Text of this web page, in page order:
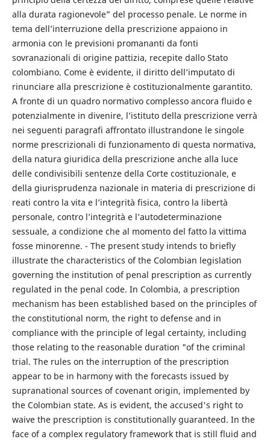
alla durata ragionevole” del processo penale. Le norme in
tema dell’interruzione della prescrizione appaiono in
armonia con le previsioni promananti da fonti
sovranazionali di origine pattizia, recepite dallo Stato
colombiano. Come è evidente, il diritto dell’imputato di
rinunciare alla prescrizione è costituzionalmente garantito.
A fronte di un quadro normativo complesso ancora fluido e
potenzialmente in divenire, l’istituto della prescrizione verrà
nei seguenti paragrafi affrontato illustrandone le singole
norme prescrizionali di funzionamento di questa normativa,
della natura giuridica della prescrizione anche alla luce
delle condivisibili sentenze della Corte costituzionale, e
della giurisprudenza nazionale in materia di prescrizione di
reati contro la vita e l’integrità fisica, contro la libertà
personale, contro l’integrità e l’autodeterminazione
sessuale, a condizione che al momento del fatto la vittima
fosse minorenne. - The present study intends to briefly
illustrate the characteristics of the Colombian legislation
governing the institution of penal prescription as currently
regulated in the penal code. In Colombia, a prescription
mechanism has been established based on the principles of
the constitutional norm, the right to defense and in
compliance with the principle of legal certainty, including
those relating to the reasonable duration "of the criminal
trial. The rules on the interruption of the prescription
appear to be in harmony with the forecasts issued by
supranational sources of covenant origin, implemented by
the Colombian state. As is evident, the accused's right to
waive the prescription is constitutionally guaranteed. In the
face of a complex regulatory framework that is still fluid and